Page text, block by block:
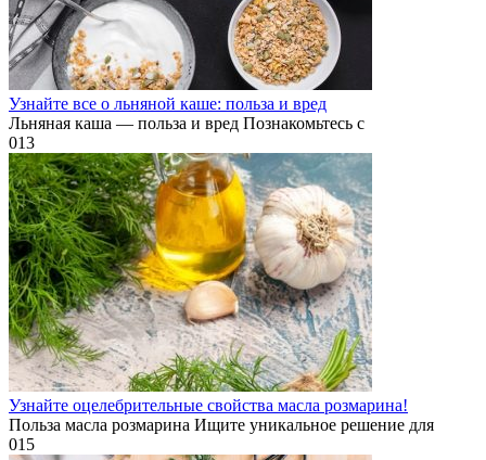
Узнайте все о льняной каше: польза и вред
Льняная каша — польза и вред Познакомьтесь с
013
Узнайте оцелебрительные свойства масла розмарина!
Польза масла розмарина Ищите уникальное решение для
015